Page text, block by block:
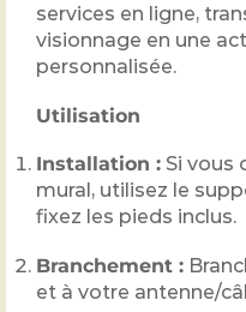
services en ligne,
visionnage en une
personnalisée.
Utilisation
Installation : Si vous
mural, utilisez le
fixez les pieds inclus.
Branchement :
et à votre antenne/